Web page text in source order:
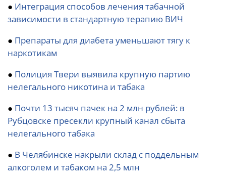
● Интеграция способов лечения табачной
зависимости в стандартную терапию ВИЧ
● Препараты для диабета уменьшают тягу к
наркотикам
● Полиция Твери выявила крупную партию
нелегального никотина и табака
● Почти 13 тысяч пачек на 2 млн рублей: в
Рубцовске пресекли крупный канал сбыта
нелегального табака
● В Челябинске накрыли склад с поддельным
алкоголем и табаком на 2,5 млн